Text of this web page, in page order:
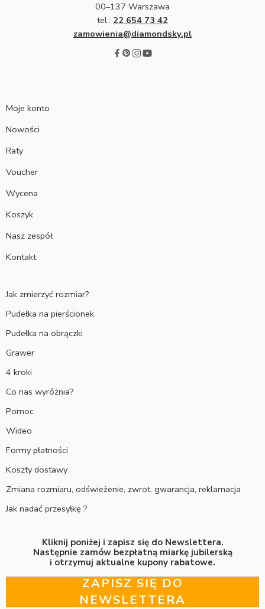
00–137 Warszawa
tel.: 22 654 73 42
zamowienia@diamondsky.pl
Moje konto
Nowości
Raty
Voucher
Wycena
Koszyk
Nasz zespół
Kontakt
Jak zmierzyć rozmiar?
Pudełka na pierścionek
Pudełka na obrączki
Grawer
4 kroki
Co nas wyróżnia?
Pomoc
Wideo
Formy płatności
Koszty dostawy
Zmiana rozmiaru, odświeżenie, zwrot, gwarancja, reklamacja
Jak nadać przesyłkę ?
Kliknij poniżej i zapisz się do Newslettera.
Następnie zamów bezpłatną miarkę jubilerską
i otrzymuj aktualne kupony rabatowe.
ZAPISZ SIĘ DO
NEWSLETTERA